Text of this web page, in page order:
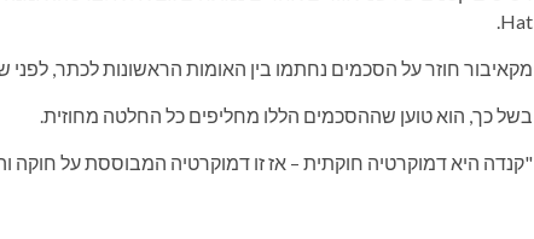
Hat.
מקאיבור חוזר על הסכמים נחתמו בין האומות הראשונות לכתר, לפני
בשל כך, הוא טוען שההסכמים הללו מחליפים כל החלטה מחוזית.
"קנדה היא דמוקרטיה חוקתית – אז זו דמוקרטיה המבוססת על